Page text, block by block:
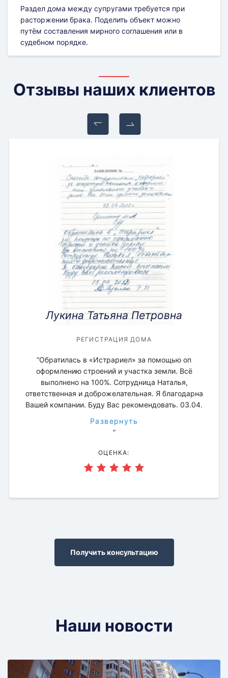
Раздел дома между супругами требуется при
расторжении брака. Поделить объект можно
путём составления мирного соглашения или в
судебном порядке.
Отзывы наших клиентов
Лукина Татьяна Петровна
РЕГИСТРАЦИЯ ДОМА
“Обратилась в «Истрариел» за помощью оп
оформлению строений и участка земли. Всё
выполнено на 100%. Сотрудница Наталья,
ответственная и доброжелательная. Я благодарна
Вашей компании. Буду Вас рекомендовать. 03.04.
Развернуть
”
ОЦЕНКА:
ОЦЕНКА:
ОЦЕНКА:
МЕЖЕВАНИЕ ЗЕМЕЛЬНОГО УЧАСТКА
ОЦЕНКА:
СОПРОВОЖДЕНИЕ СДЕЛКИ
ОЦЕНКА:
МЕЖЕВОЙ ПЛАН
ОЦЕНКА:
РЕГИСТРАЦИЯ ДОМА
ОЦЕНКА:
МЕЖЕВАНИЕ ЗЕМЕЛЬНОГО УЧАСТКА
ОЦЕНКА:
ПРЕДСТАВИТЕЛЬСТВО В СУДЕ
ОЦЕНКА:
МЕЖЕВАНИЕ ЗЕМЕЛЬНОГО УЧАСТКА
ОЦЕНКА:
Получить консультацию
Наши новости